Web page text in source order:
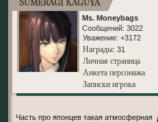
Ms. Moneybags
Сообщений: 3022
Уважение: +3172
Награды: 31
Личная страница
Анкета персонажа
Записки игрока
Часть про японцев такая атмосферная